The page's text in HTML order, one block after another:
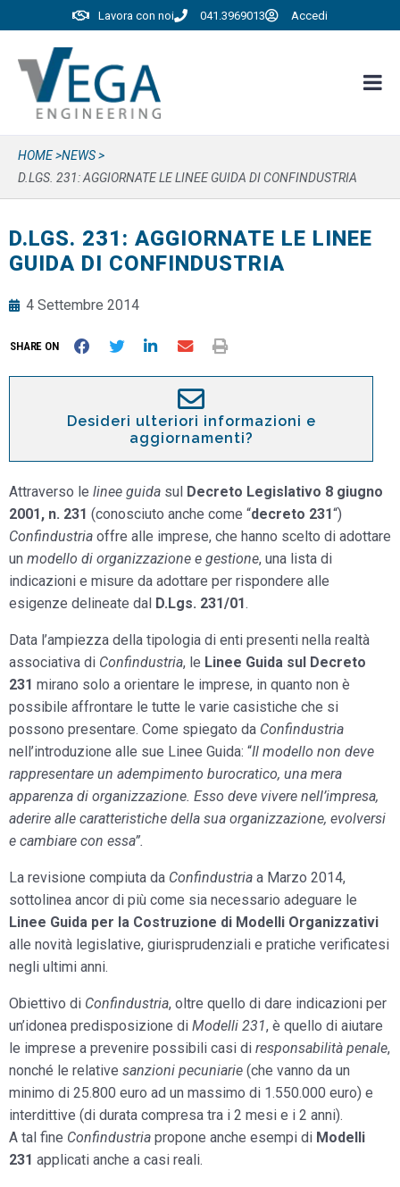
Lavora con noi 041.3969013 Accedi
HOME >NEWS >
D.LGS. 231: AGGIORNATE LE LINEE GUIDA DI CONFINDUSTRIA
D.LGS. 231: AGGIORNATE LE LINEE
GUIDA DI CONFINDUSTRIA
4 Settembre 2014
SHARE ON
Desideri ulteriori informazioni e
aggiornamenti?
Attraverso le linee guida sul Decreto Legislativo 8 giugno
2001, n. 231 (conosciuto anche come “decreto 231“)
Confindustria offre alle imprese, che hanno scelto di adottare
un modello di organizzazione e gestione, una lista di
indicazioni e misure da adottare per rispondere alle
esigenze delineate dal D.Lgs. 231/01.
Data l’ampiezza della tipologia di enti presenti nella realtà
associativa di Confindustria, le Linee Guida sul Decreto
231 mirano solo a orientare le imprese, in quanto non è
possibile affrontare le tutte le varie casistiche che si
possono presentare. Come spiegato da Confindustria
nell’introduzione alle sue Linee Guida: “Il modello non deve
rappresentare un adempimento burocratico, una mera
apparenza di organizzazione. Esso deve vivere nell’impresa,
aderire alle caratteristiche della sua organizzazione, evolversi
e cambiare con essa”.
La revisione compiuta da Confindustria a Marzo 2014,
sottolinea ancor di più come sia necessario adeguare le
Linee Guida per la Costruzione di Modelli Organizzativi
alle novità legislative, giurisprudenziali e pratiche verificatesi
negli ultimi anni.
Obiettivo di Confindustria, oltre quello di dare indicazioni per
un’idonea predisposizione di Modelli 231, è quello di aiutare
le imprese a prevenire possibili casi di responsabilità penale,
nonché le relative sanzioni pecuniarie (che vanno da un
minimo di 25.800 euro ad un massimo di 1.550.000 euro) e
interdittive (di durata compresa tra i 2 mesi e i 2 anni).
A tal fine Confindustria propone anche esempi di Modelli
231 applicati anche a casi reali.